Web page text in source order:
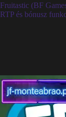
Fruitastic (BF
RTP és bónusz